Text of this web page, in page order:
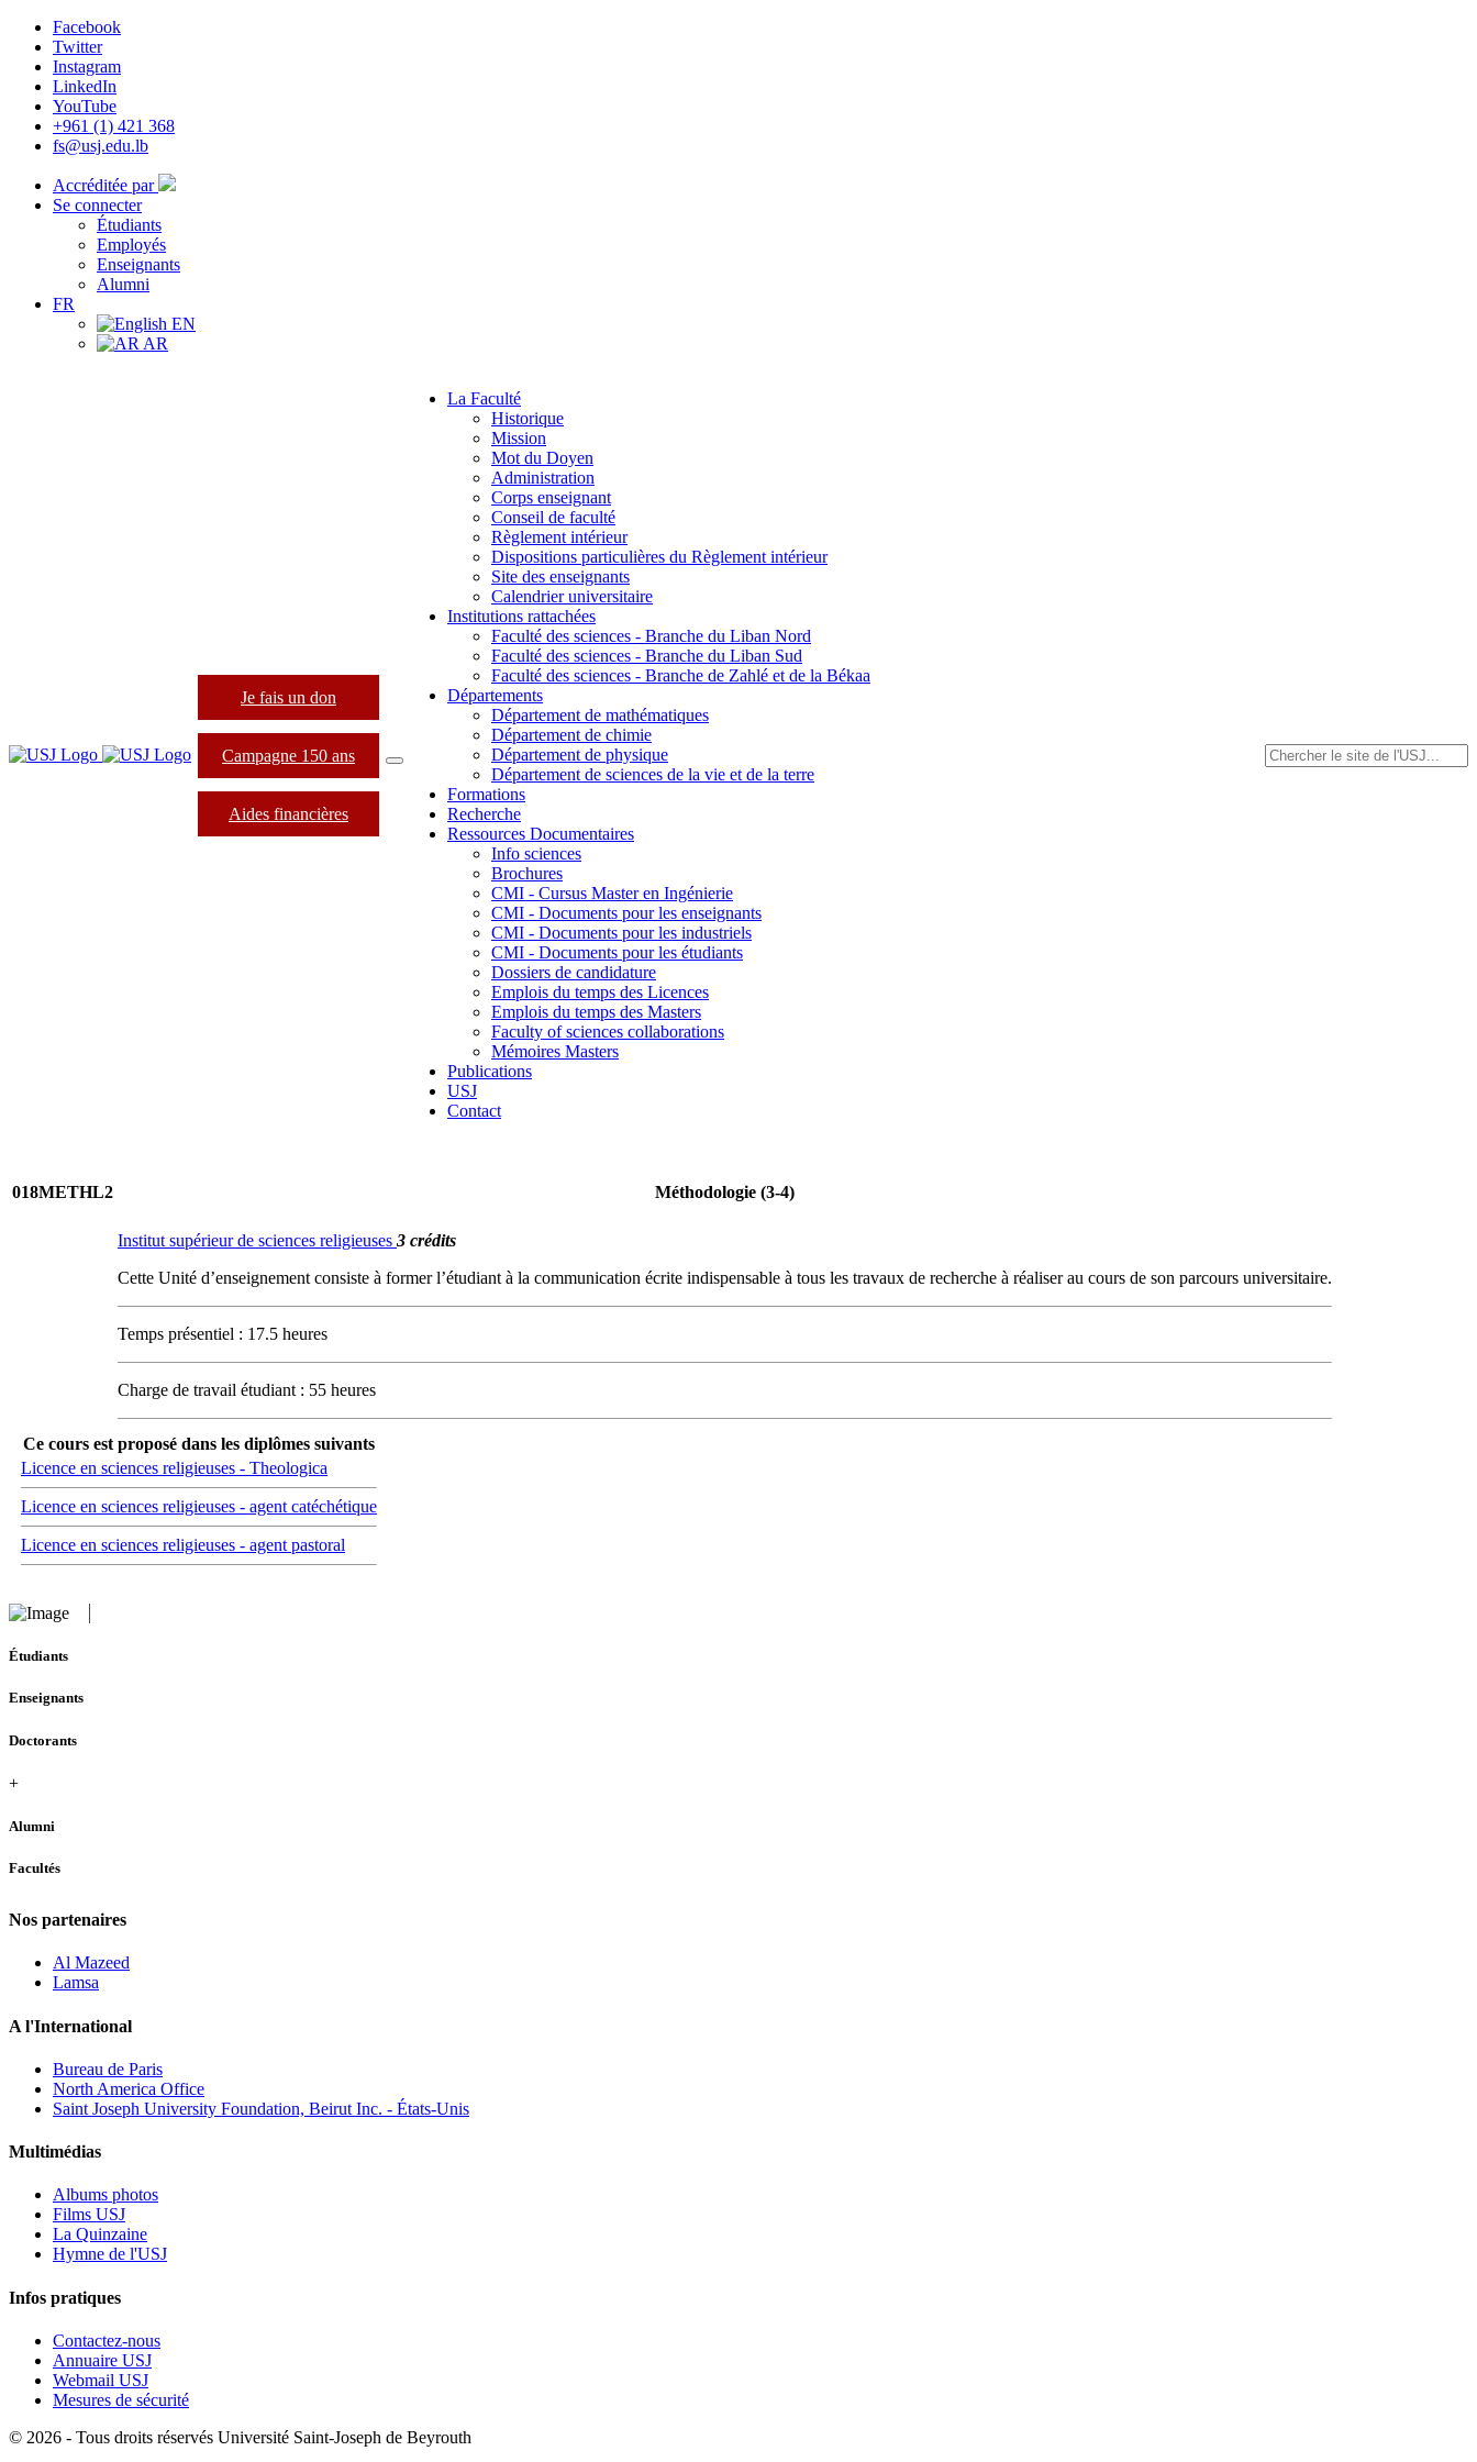
Facebook
Twitter
Instagram
LinkedIn
YouTube
+961 (1) 421 368
fs@usj.edu.lb
Accréditée par
Se connecter
Étudiants
Employés
Enseignants
Alumni
FR
EN
AR
Je fais un don
Campagne 150 ans
Aides financières
La Faculté
Historique
Mission
Mot du Doyen
Administration
Corps enseignant
Conseil de faculté
Règlement intérieur
Dispositions particulières du Règlement intérieur
Site des enseignants
Calendrier universitaire
Institutions rattachées
Faculté des sciences - Branche du Liban Nord
Faculté des sciences - Branche du Liban Sud
Faculté des sciences - Branche de Zahlé et de la Békaa
Départements
Département de mathématiques
Département de chimie
Département de physique
Département de sciences de la vie et de la terre
Formations
Recherche
Ressources Documentaires
Info sciences
Brochures
CMI - Cursus Master en Ingénierie
CMI - Documents pour les enseignants
CMI - Documents pour les industriels
CMI - Documents pour les étudiants
Dossiers de candidature
Emplois du temps des Licences
Emplois du temps des Masters
Faculty of sciences collaborations
Mémoires Masters
Publications
USJ
Contact
018METHL2 Méthodologie (3-4)
Institut supérieur de sciences religieuses 3 crédits
Cette Unité d’enseignement consiste à former l’étudiant à la communication écrite indispensable à tous les travaux de recherche à réaliser au cours de son parcours universitaire.
Temps présentiel : 17.5 heures
Charge de travail étudiant : 55 heures
Ce cours est proposé dans les diplômes suivants
Licence en sciences religieuses - Theologica
Licence en sciences religieuses - agent catéchétique
Licence en sciences religieuses - agent pastoral
Étudiants
Enseignants
Doctorants
+
Alumni
Facultés
Nos partenaires
Al Mazeed
Lamsa
A l'International
Bureau de Paris
North America Office
Saint Joseph University Foundation, Beirut Inc. - États-Unis
Multimédias
Albums photos
Films USJ
La Quinzaine
Hymne de l'USJ
Infos pratiques
Contactez-nous
Annuaire USJ
Webmail USJ
Mesures de sécurité
© 2026 - Tous droits réservés Université Saint-Joseph de Beyrouth